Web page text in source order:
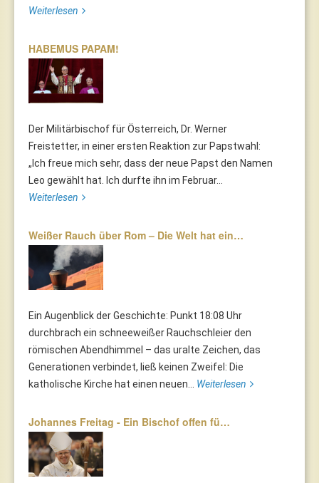
Weiterlesen
HABEMUS PAPAM!
Der Militärbischof für Österreich, Dr. Werner
Freistetter, in einer ersten Reaktion zur Papstwahl:
„Ich freue mich sehr, dass der neue Papst den Namen
Leo gewählt hat. Ich durfte ihn im Februar...
Weiterlesen
Weißer Rauch über Rom – Die Welt hat ein…
Ein Augenblick der Geschichte: Punkt 18:08 Uhr
durchbrach ein schneeweißer Rauchschleier den
römischen Abendhimmel – das uralte Zeichen, das
Generationen verbindet, ließ keinen Zweifel: Die
katholische Kirche hat einen neuen... Weiterlesen
Johannes Freitag - Ein Bischof offen fü…